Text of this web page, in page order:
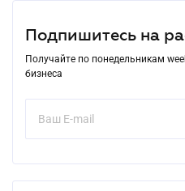
Подпишитесь на
Получайте по понедельникам
бизнеса